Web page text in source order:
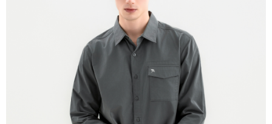
每筆NT$120，滿NT$1,500(含以上)免運費